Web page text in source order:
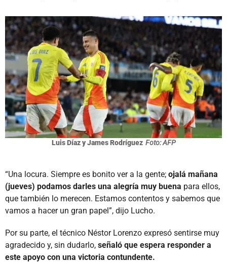
Luis Díaz y James Rodríguez Foto: AFP
“Una locura. Siempre es bonito ver a la gente; ojalá mañana
(jueves) podamos darles una alegría muy buena para ellos,
que también lo merecen. Estamos contentos y sabemos que
vamos a hacer un gran papel”, dijo Lucho.
Por su parte, el técnico Néstor Lorenzo expresó sentirse muy
agradecido y, sin dudarlo, señaló que espera responder a
este apoyo con una victoria contundente.